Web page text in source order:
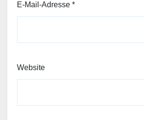
E-Mail-Adresse *
Website